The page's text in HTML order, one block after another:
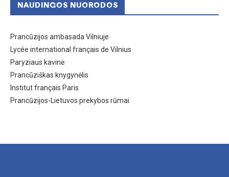
NAUDINGOS NUORODOS
Prancūzijos ambasada Vilniuje
Lycée international français de Vilnius
Paryziaus kavinė
Prancūziškas knygynėlis
Institut français Paris
Prancūzijos-Lietuvos prekybos rūmai